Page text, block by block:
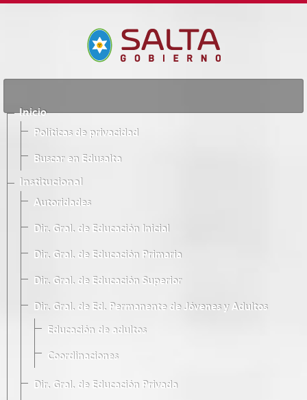
Inicio
Políticas de privacidad
Buscar en Edusalta
Institucional
Autoridades
Dir. Gral. de Educación Inicial
Dir. Gral. de Educación Primaria
Dir. Gral. de Educación Superior
Dir. Gral. de Ed. Permanente de Jóvenes y Adultos
Educación de adultos
Coordinaciones
Dir. Gral. de Educación Privada